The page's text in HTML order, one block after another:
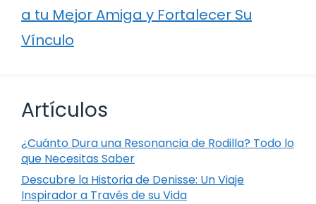
a tu Mejor Amiga y Fortalecer Su
Vínculo
Artículos
¿Cuánto Dura una Resonancia de Rodilla? Todo lo
que Necesitas Saber
Descubre la Historia de Denisse: Un Viaje
Inspirador a Través de su Vida